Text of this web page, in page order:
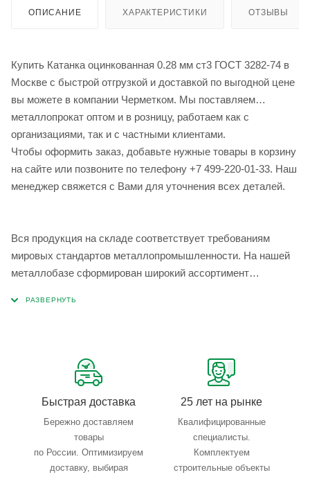
ОПИСАНИЕ ХАРАКТЕРИСТИКИ ОТЗЫВЫ
Купить Катанка оцинкованная 0.28 мм ст3 ГОСТ 3282-74 в
Москве с быстрой отгрузкой и доставкой по выгодной цене
вы можете в компании Черметком. Мы поставляем
металлопрокат оптом и в розницу, работаем как с
организациями, так и с частными клиентами.
Чтобы оформить заказ, добавьте нужные товары в корзину
на сайте или позвоните по телефону +7 499-220-01-33. Наш
менеджер свяжется с Вами для уточнения всех деталей.
Вся продукция на складе соответствует требованиям
мировых стандартов металлопромышленности. На нашей
металлобазе сформирован широкий ассортимент
Быстрая доставка
Бережно доставляем
товары
по России. Оптимизируем
доставку, выбирая
25 лет на рынке
Квалифицированные
специалисты.
Комплектуем
строительные объекты